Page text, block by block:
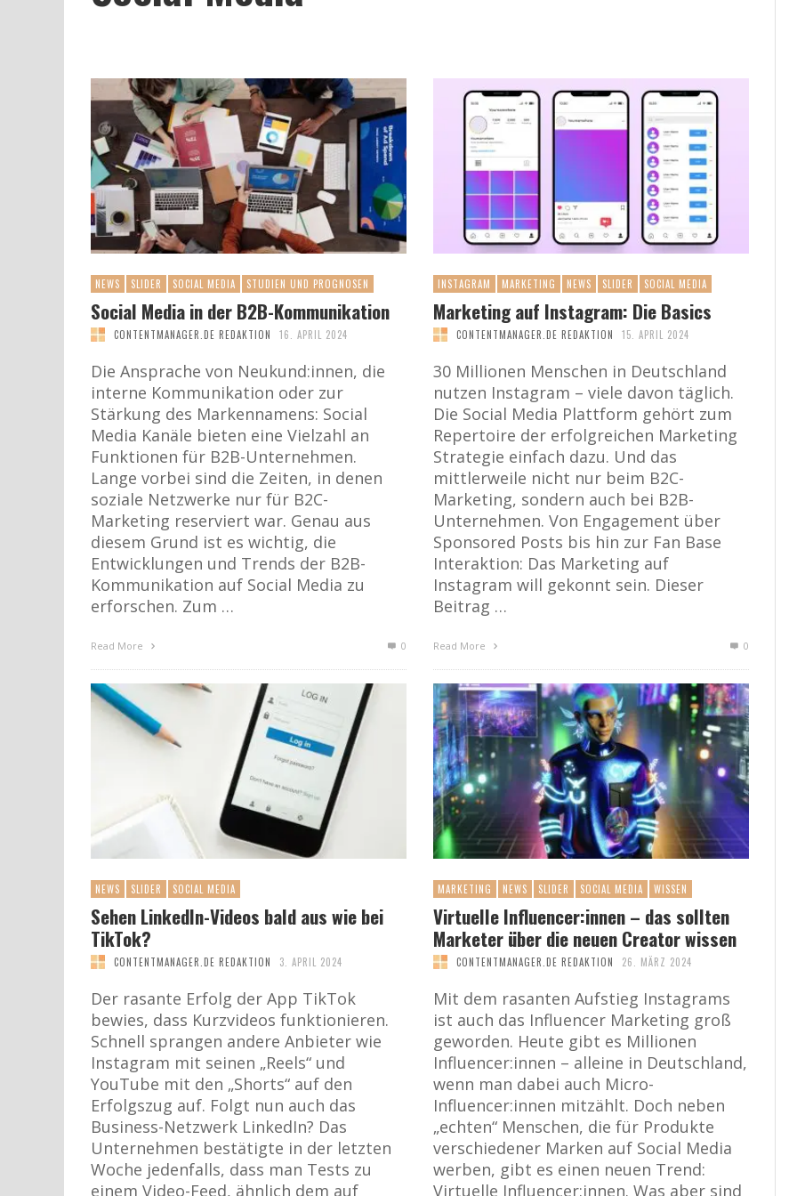
NEWS SLIDER SOCIAL MEDIA STUDIEN UND PROGNOSEN
Social Media in der B2B-Kommunikation
CONTENTMANAGER.DE REDAKTION 16. APRIL 2024
Die Ansprache von Neukund:innen, die
interne Kommunikation oder zur
Stärkung des Markennamens: Social
Media Kanäle bieten eine Vielzahl an
Funktionen für B2B-Unternehmen.
Lange vorbei sind die Zeiten, in denen
soziale Netzwerke nur für B2C-
Marketing reserviert war. Genau aus
diesem Grund ist es wichtig, die
Entwicklungen und Trends der B2B-
Kommunikation auf Social Media zu
erforschen. Zum …
Read More 0
INSTAGRAM MARKETING NEWS SLIDER SOCIAL MEDIA
Marketing auf Instagram: Die Basics
CONTENTMANAGER.DE REDAKTION 15. APRIL 2024
30 Millionen Menschen in Deutschland
nutzen Instagram – viele davon täglich.
Die Social Media Plattform gehört zum
Repertoire der erfolgreichen Marketing
Strategie einfach dazu. Und das
mittlerweile nicht nur beim B2C-
Marketing, sondern auch bei B2B-
Unternehmen. Von Engagement über
Sponsored Posts bis hin zur Fan Base
Interaktion: Das Marketing auf
Instagram will gekonnt sein. Dieser
Beitrag …
Read More 0
NEWS SLIDER SOCIAL MEDIA
Sehen LinkedIn-Videos bald aus wie bei
TikTok?
CONTENTMANAGER.DE REDAKTION 3. APRIL 2024
Der rasante Erfolg der App TikTok
bewies, dass Kurzvideos funktionieren.
Schnell sprangen andere Anbieter wie
Instagram mit seinen „Reels“ und
YouTube mit den „Shorts“ auf den
Erfolgszug auf. Folgt nun auch das
Business-Netzwerk LinkedIn? Das
Unternehmen bestätigte in der letzten
Woche jedenfalls, dass man Tests zu
einem Video-Feed, ähnlich dem auf
MARKETING NEWS SLIDER SOCIAL MEDIA WISSEN
Virtuelle Influencer:innen – das sollten
Marketer über die neuen Creator wissen
CONTENTMANAGER.DE REDAKTION 26. MÄRZ 2024
Mit dem rasanten Aufstieg Instagrams
ist auch das Influencer Marketing groß
geworden. Heute gibt es Millionen
Influencer:innen – alleine in Deutschland,
wenn man dabei auch Micro-
Influencer:innen mitzählt. Doch neben
„echten“ Menschen, die für Produkte
verschiedener Marken auf Social Media
werben, gibt es einen neuen Trend:
Virtuelle Influencer:innen. Was aber sind